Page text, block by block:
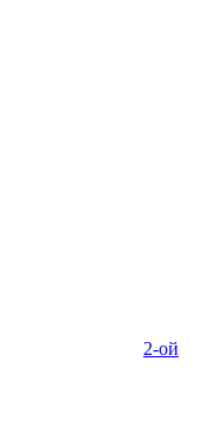
2-ой